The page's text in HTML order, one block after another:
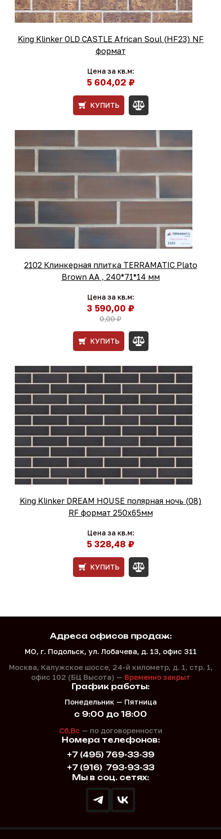
King Klinker OLD CASTLE African Soul (HF23) NF
формат
Цена за кв.м:
5 604,02 ₽
КУПИТЬ
2102 Клинкерная плитка TERRAMATIC Plato
Brown АА , 240*71*14 мм
Цена за кв.м:
3 590,00 ₽
0,00 ₽
КУПИТЬ
King Klinker DREAM HOUSE полярная ночь (08)
RF формат 250x65мм
Цена за кв.м:
5 328,48 ₽
КУПИТЬ
Адреса офисов продаж:
МО, г. Подольск, ул. Лобачева, д. 13, офис 311
Москва, Калужское шоссе, 24-й километр, д. 1, стр. 1,
офис 102 (БЦ Высота) — Временно закрыт
Номера телефонов:
+7 (495) 769-33-39
+7 (916) 793-93-33
График работы:
Понедельник — Пятница
с 9:00 до 18:00
Сб,Вс — по договоренности
Мы в соц. сетях: